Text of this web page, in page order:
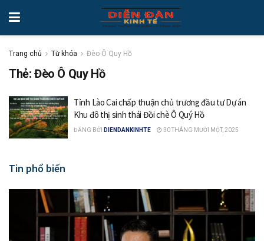
Trang chủ Từ khóa Đèo Ô Quy Hồ
Thẻ: Đèo Ô Quy Hồ
Tỉnh Lào Cai chấp thuận chủ trương đầu tư Dự án
Khu đô thị sinh thái Đồi chè Ô Quý Hồ
ĐĂNG BỞI DIENDANKINHTE 30 THÁNG MƯỜI MỘT, 2025
Tin phổ biến